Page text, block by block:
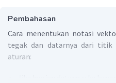
Pembahasan
Cara menentukan notasi
tegak dan datarnya dari
aturan: